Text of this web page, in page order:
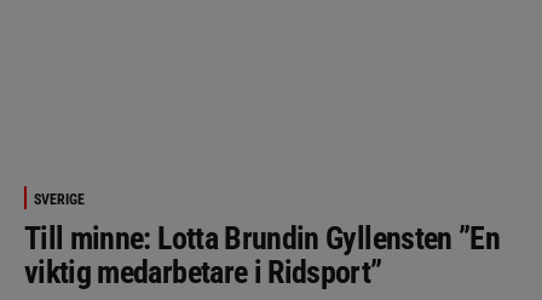
SVERIGE
Till minne: Lotta Brundin Gyllensten ”En
viktig medarbetare i Ridsport”